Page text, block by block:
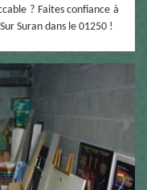
? Faites confiance à
Suran dans le 01250 !